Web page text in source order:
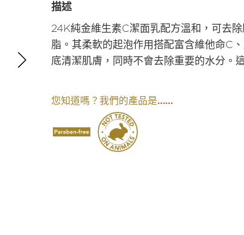
描述
24K純金維生素C潔面乳配方溫和，可去
脂。其柔軟的起泡作用搭配富含維他命C
底清潔肌膚，同時不會去除重要的水分。
您知道嗎？ 我們的產品是……